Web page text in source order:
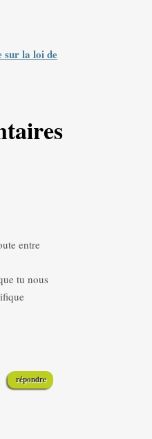
sur la loi de
entre
tu nous
répondre